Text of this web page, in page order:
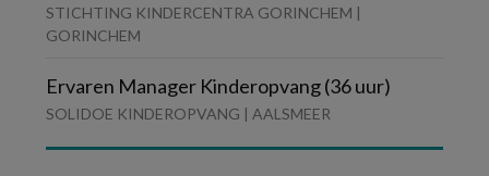
STICHTING KINDERCENTRA GORINCHEM |
GORINCHEM
Ervaren Manager Kinderopvang (36 uur)
SOLIDOE KINDEROPVANG | AALSMEER